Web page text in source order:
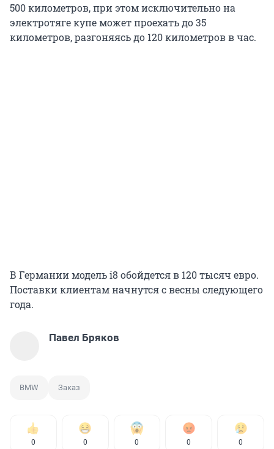
500 километров, при этом исключительно на
электротяге купе может проехать до 35
километров, разгоняясь до 120 километров в час.
В Германии модель i8 обойдется в 120 тысяч евро.
Поставки клиентам начнутся с весны следующего
года.
Павел Бряков
BMW Заказ
0 0 0 0 0